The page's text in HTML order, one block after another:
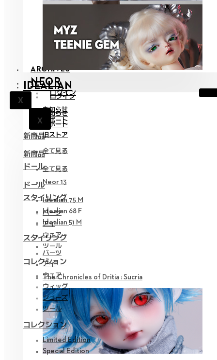
ARCHIVES
X
NEOR
ログイン
X
お知らせ
サポート
新商品
全て見る
ドール
Neor 13
スタイリング
パーツ
アイ
ウェア
ツール
コレクション
The Chronicles of Dritia : Sucria
IDEALIAN
ログイン
X
お知らせ
サポート
旧ストア
新商品
全て見る
ドール
Idealian 75 M
Idealian 68 F
Idealian 51 M
スタイリング
パーツ
アイ
ウェア
ウィッグ
シューズ
ツール
コレクション
Limited Edition
Special Edition